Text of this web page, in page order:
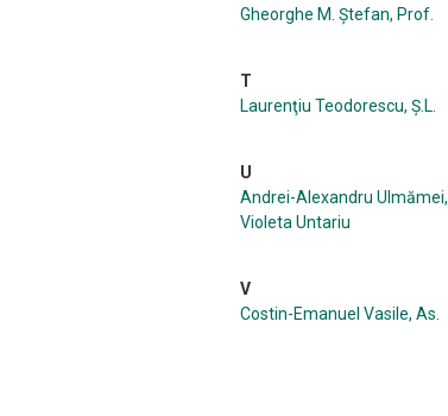
Gheorghe M. Ştefan, Prof.
T
Laurenţiu Teodorescu, Ș.L.
U
Andrei-Alexandru Ulmămei,
Violeta Untariu
V
Costin-Emanuel Vasile, As.